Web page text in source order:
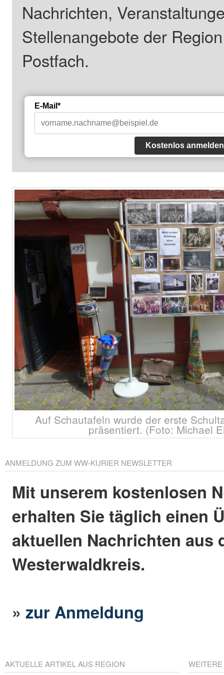
Nachrichten,
Stellenangebote der
Postfach.
E-Mail*
Kostenlos anmelden
Auf Schautafeln wurde der erste
präsentiert. (Foto: Michael
ANMELDUNG ZUM WW-KURIER NEWSLETTER
Mit unserem kostenlosen
erhalten Sie täglich einen
aktuellen Nachrichten aus
Westerwaldkreis.
»zur Anmeldung
AKTUELLE ARTIKEL AUS REGION